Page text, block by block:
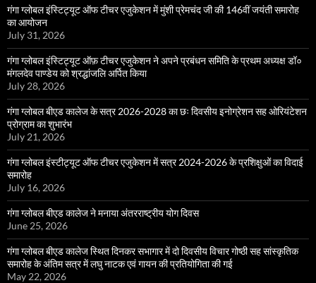
गंगा ग्लोबल इंस्टिट्यूट ऑफ टीचर एजुकेशन में मुंशी प्रेमचंद जी की 146वीं जयंती समारोह
का आयोजन
July 31, 2026
गंगा ग्लोबल इंस्टिट्यूट ऑफ़ टीचर एजुकेशन ने अपने प्रबंधन समिति के प्रथम अध्यक्ष डॉ०
मंगलदेव पाण्डेय को श्रद्धांजलि अर्पित किया
July 28, 2026
गंगा ग्लोबल बीएड कालेज के सत्र 2026-2028 का छः दिवसीय इनोग्रेशन सह ओरियंटेशन
प्रोग्राम का शुभारंभ
July 21, 2026
गंगा ग्लोबल इंस्टीट्यूट ऑफ टीचर एजुकेशन में सत्र 2024-2026 के प्रशिक्षुओं का विदाई
समारोह
July 16, 2026
गंगा ग्लोबल बीएड कालेज ने मनाया अंतरराष्ट्रीय योग दिवस
June 25, 2026
गंगा ग्लोबल बीएड कालेज स्थित दिनकर सभागार में दो दिवसीय विचार गोष्ठी सह सांस्कृतिक
समारोह के अंतिम सत्र में लघु नाटक एवं गायन की प्रतियोगिता की गई
May 22, 2026